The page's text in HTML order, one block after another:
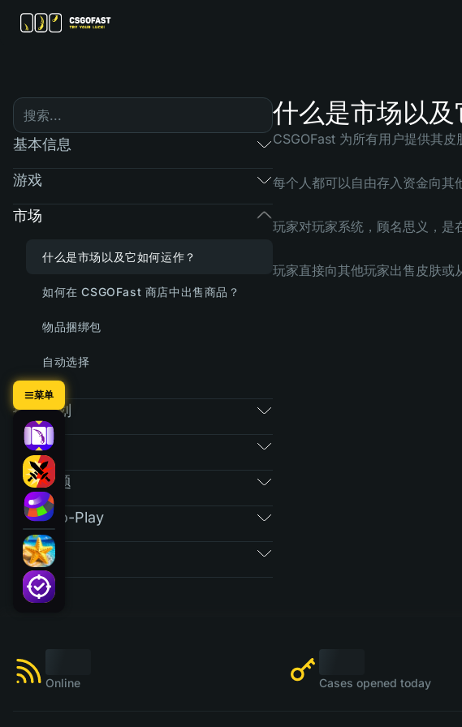
菜单
基本信息
游戏
市场
什么是市场以及它如何运作？
如何在 CSGOFast 商店中出售商品？
物品捆绑包
自动选择
推荐计划
RAIN
常规问题
Free-To-Play
票券
什么是市场以及
CSGOFast 为所有用户提供其皮
每个人都可以自由存入资金向其
玩家对玩家系统，顾名思义，是
玩家直接向其他玩家出售皮肤或
Online Cases opened today